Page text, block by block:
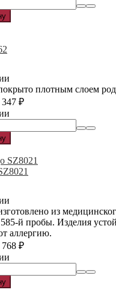
плотным слоем
347 ₽
из
й пробы. Изделия
аллергию.
768 ₽